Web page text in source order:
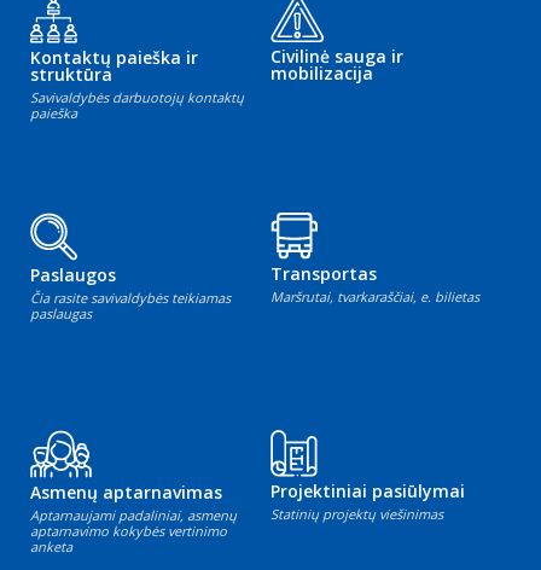
Kontaktų paieška ir
struktūra
Savivaldybės darbuotojų kontaktų
paieška
Civilinė sauga ir
mobilizacija
Paslaugos
Čia rasite savivaldybės teikiamas
paslaugas
Transportas
Maršrutai, tvarkaraščiai, e. bilietas
Asmenų aptarnavimas
Aptarnaujami padaliniai, asmenų
aptarnavimo kokybės vertinimo
anketa
Projektiniai pasiūlymai
Statinių projektų viešinimas